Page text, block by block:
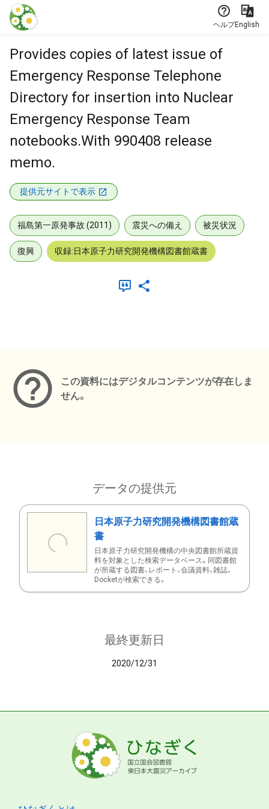
本文に飛ぶ
ヘルプEnglish
Provides copies of latest issue of
Emergency Response Telephone
Directory for insertion into Nuclear
Emergency Response Team
notebooks.With 990408 release
memo.
提供元サイトで表示
福島第一原発事故 (2011) 震災への備え 被災状況
復興 収録:日本原子力研究開発機構図書館蔵書
この資料にはデジタルコンテンツが存在しま
せん。
データの提供元
日本原子力研究開発機構図書館蔵
書
日本原子力研究開発機構の中央図書館所蔵資
料を対象とした検索データベース。同図書館
が所蔵する図書、レポート、会議資料、雑誌、
Docketが検索できる。
最終更新日
2020/12/31